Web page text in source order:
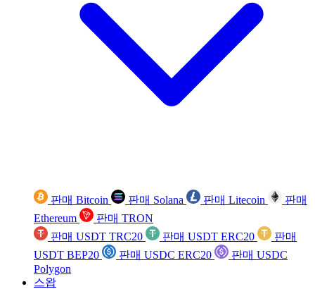
판매 Bitcoin 판매 Solana 판매 Litecoin
판매
Ethereum
판매 TRON
판매 USDT TRC20
판매 USDT ERC20
판매
USDT BEP20
판매 USDC ERC20
판매 USDC
Polygon
스왑